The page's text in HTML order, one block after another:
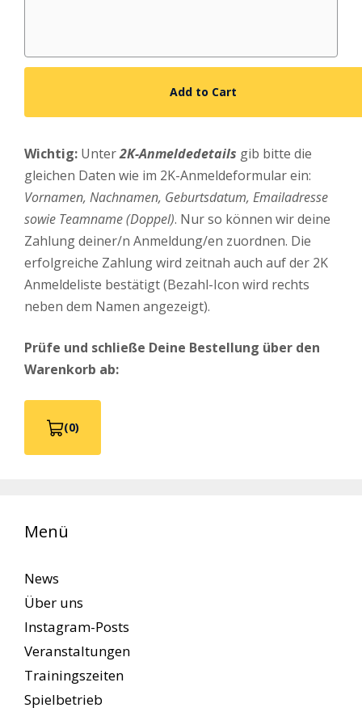
Add to Cart
Wichtig: Unter2K-Anmeldedetails gib bitte die
gleichen Daten wie im 2K-Anmeldeformular ein:
Vornamen, Nachnamen, Geburtsdatum, Emailadresse
sowie Teamname (Doppel). Nur so können wir deine
Zahlung deiner/n Anmeldung/en zuordnen. Die
erfolgreiche Zahlung wird zeitnah auch auf der 2K
Anmeldeliste bestätigt (Bezahl-Icon wird rechts
neben dem Namen angezeigt).
Prüfe und schließe Deine Bestellung über den
Warenkorb ab:
(0)
V
t
Menü
News
Über uns
Instagram-Posts
Veranstaltungen
Trainingszeiten
Spielbetrieb